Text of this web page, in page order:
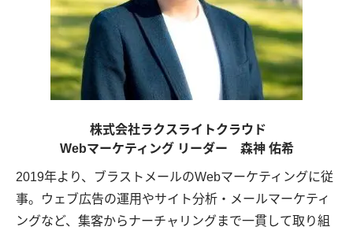
株式会社ラクスライトクラウド
Webマーケティング リーダー 森神 佑希
2019年より、ブラストメールのWebマーケティングに従
事。ウェブ広告の運用やサイト分析・メールマーケティ
ングなど、集客からナーチャリングまで一貫して取り組